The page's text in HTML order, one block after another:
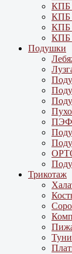
КПБ
КПБ
КПБ
КПБ
Подушки
ПЭФ
Трикотаж